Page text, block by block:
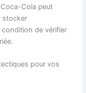
Cola peut
stocker
de vérifier
pour vos